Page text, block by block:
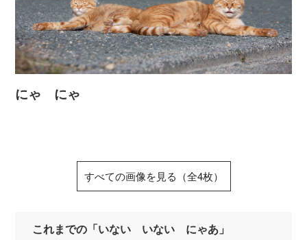
にゃ にゃ
すべての画像を見る（全4枚）
これまでの「いない いない にゃあ」